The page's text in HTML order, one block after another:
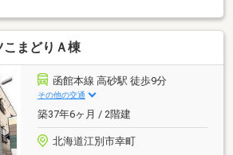
こまどりＡ棟
函館本線 高砂駅 徒歩9分
その他の交通
築37年6ヶ月 / 2階建
北海道江別市幸町